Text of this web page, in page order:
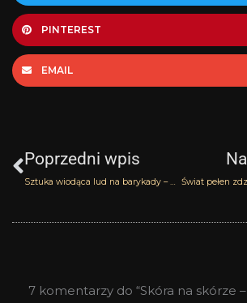
PINTEREST
EMAIL
Poprzedni wpis
Sztuka wiodąca lud na barykady – Fetish Roja Dove Parfums (cykl szyprowy 2)
7 komentarzy do “Skóra na skórze